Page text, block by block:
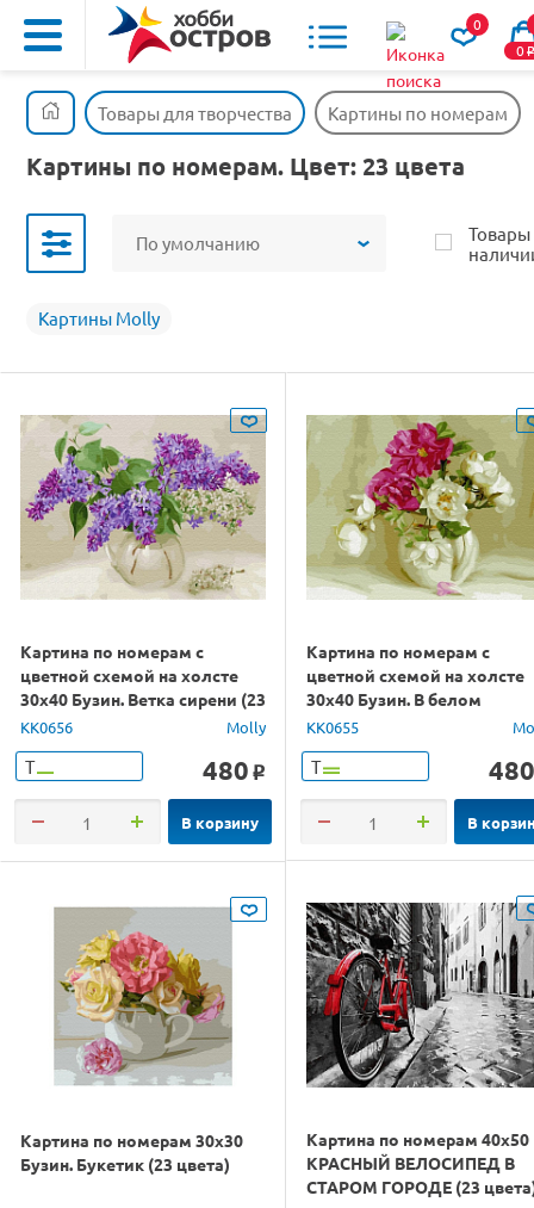
0
0o
Товары для творчества Картины по номерам
Картины по номерам. Цвет: 23 цвета
По умолчанию
Товары
Картины Molly
Картина по номерам с
цветной схемой на холсте
30х40 Бузин. Ветка сирени (23
цвета)
KK0656 Molly
Т 480 o
В корзину
Картина по номерам с
цветной схемой на холсте
30х40 Бузин. В белом
кувшинчике (23 цвета)
KK0655
Т 480
В
Картина по номерам 30х30
Бузин. Букетик (23 цвета)
Картина по номерам 40х50
КРАСНЫЙ ВЕЛОСИПЕД В
СТАРОМ ГОРОДЕ (23